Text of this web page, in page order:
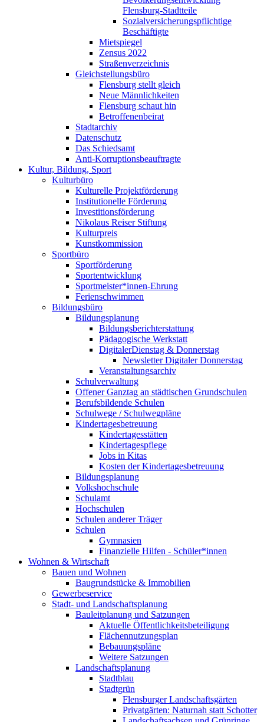
Flensburg-Stadtteile
Sozialversicherungspflichtige
Beschäftigte
Mietspiegel
Zensus 2022
Straßenverzeichnis
Gleichstellungsbüro
Flensburg stellt gleich
Neue Männlichkeiten
Flensburg schaut hin
Betroffenenbeirat
Stadtarchiv
Datenschutz
Das Schiedsamt
Anti-Korruptionsbeauftragte
Kultur, Bildung, Sport
Kulturbüro
Kulturelle Projektförderung
Institutionelle Förderung
Investitionsförderung
Nikolaus Reiser Stiftung
Kulturpreis
Kunstkommission
Sportbüro
Sportförderung
Sportentwicklung
Sportmeister*innen-Ehrung
Ferienschwimmen
Bildungsbüro
Bildungsplanung
Bildungsberichterstattung
Pädagogische Werkstatt
DigitalerDienstag & Donnerstag
Newsletter Digitaler Donnerstag
Veranstaltungsarchiv
Schulverwaltung
Offener Ganztag an städtischen Grundschulen
Berufsbildende Schulen
Schulwege / Schulwegpläne
Kindertagesbetreuung
Kindertagesstätten
Kindertagespflege
Jobs in Kitas
Kosten der Kindertagesbetreuung
Bildungsplanung
Volkshochschule
Schulamt
Hochschulen
Schulen anderer Träger
Schulen
Gymnasien
Finanzielle Hilfen - Schüler*innen
Wohnen & Wirtschaft
Bauen und Wohnen
Baugrundstücke & Immobilien
Gewerbeservice
Stadt- und Landschaftsplanung
Bauleitplanung und Satzungen
Aktuelle Öffentlichkeitsbeteiligung
Flächennutzungsplan
Bebauungspläne
Weitere Satzungen
Landschaftsplanung
Stadtblau
Stadtgrün
Flensburger Landschaftsgärten
Privatgärten: Naturnah statt Schotter